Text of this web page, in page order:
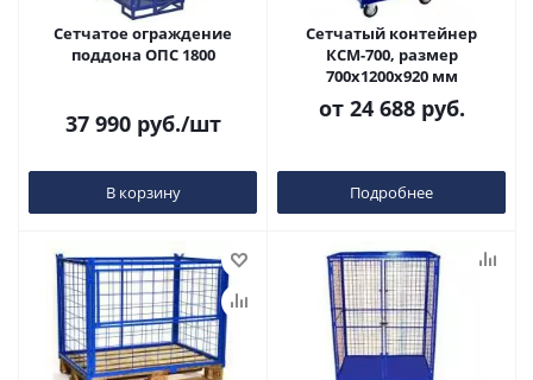
Сетчатое ограждение
поддона ОПС 1800
37 990руб./шт
В корзину
Сетчатый контейнер
КСМ-700, размер
700х1200х920 мм
от 24 688 руб.
Подробнее